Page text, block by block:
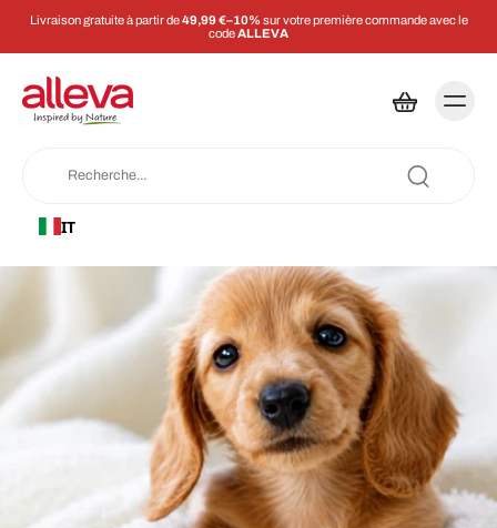
Livraison gratuite à partir de49,99 €–10% sur votre première commande avec le
codeALLEVA
IT